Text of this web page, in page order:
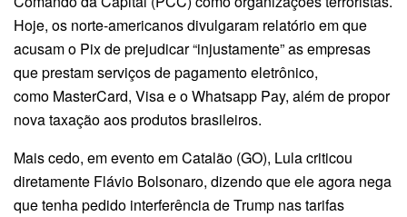
Hoje, os norte-americanos divulgaram relatório em que
acusam o Pix de prejudicar “injustamente” as empresas
que prestam serviços de pagamento eletrônico,
como MasterCard, Visa e o Whatsapp Pay, além de propor
nova taxação aos produtos brasileiros.
Mais cedo, em evento em Catalão (GO), Lula criticou
diretamente Flávio Bolsonaro, dizendo que ele agora nega
que tenha pedido interferência de Trump nas tarifas